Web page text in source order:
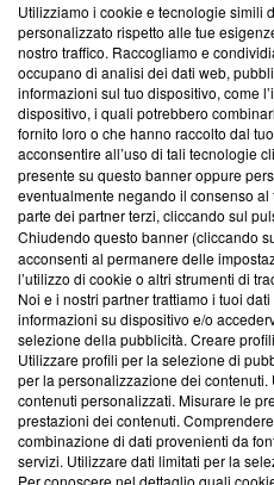
Questa sezione offre
News, sui nostri processi
creare news di qualità. Inoltre,
‘Trust Project - News with
ancora membro del
parte; Trust Project non ha
conformità agli standard.
Su di noi
Team editoriale
Corporate
Redazione
Informativa Privacy
Cookie Policy
Blasting SA, IDI CHE-
Utilizziamo i cookie e tecnologie simili
personalizzato rispetto alle tue
nostro traffico. Raccogliamo e
occupano di analisi dei dati web,
informazioni sul tuo dispositivo, come
dispositivo, i quali potrebbero
fornito loro o che hanno raccolto dal
acconsentire all’uso di tali tecnologie
presente su questo banner oppure
eventualmente negando il consenso
parte dei partner terzi, cliccando sul
Chiudendo questo banner (cliccando
acconsenti al permanere delle
l’utilizzo di cookie o altri strumenti di
Noi e i nostri partner trattiamo i tuoi
informazioni su dispositivo e/o
selezione della pubblicità. Creare
Utilizzare profili per la selezione di
per la personalizzazione dei
contenuti personalizzati. Misurare le
prestazioni dei contenuti.
combinazione di dati provenienti da
servizi. Utilizzare dati limitati per la
Per conoscere nel dettaglio quali